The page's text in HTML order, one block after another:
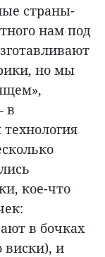
страны-
нам под
но мы
в
кое-что
в бочках
виски), и